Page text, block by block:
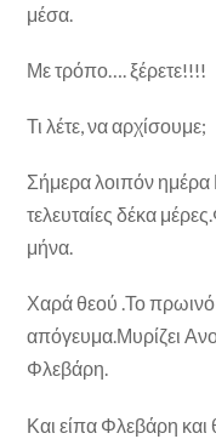
μέσα.
Με τρόπο…. ξέρετε!!!!
Τι λέτε, να αρχίσουμε;
Σήμερα λοιπόν ημέρα
τελευταίες δέκα
μήνα.
Χαρά θεού .Το πρωινό
απόγευμα.Μυρίζει
Φλεβάρη.
Και είπα Φλεβάρη